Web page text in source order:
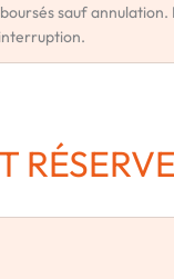
sauf
interruption.